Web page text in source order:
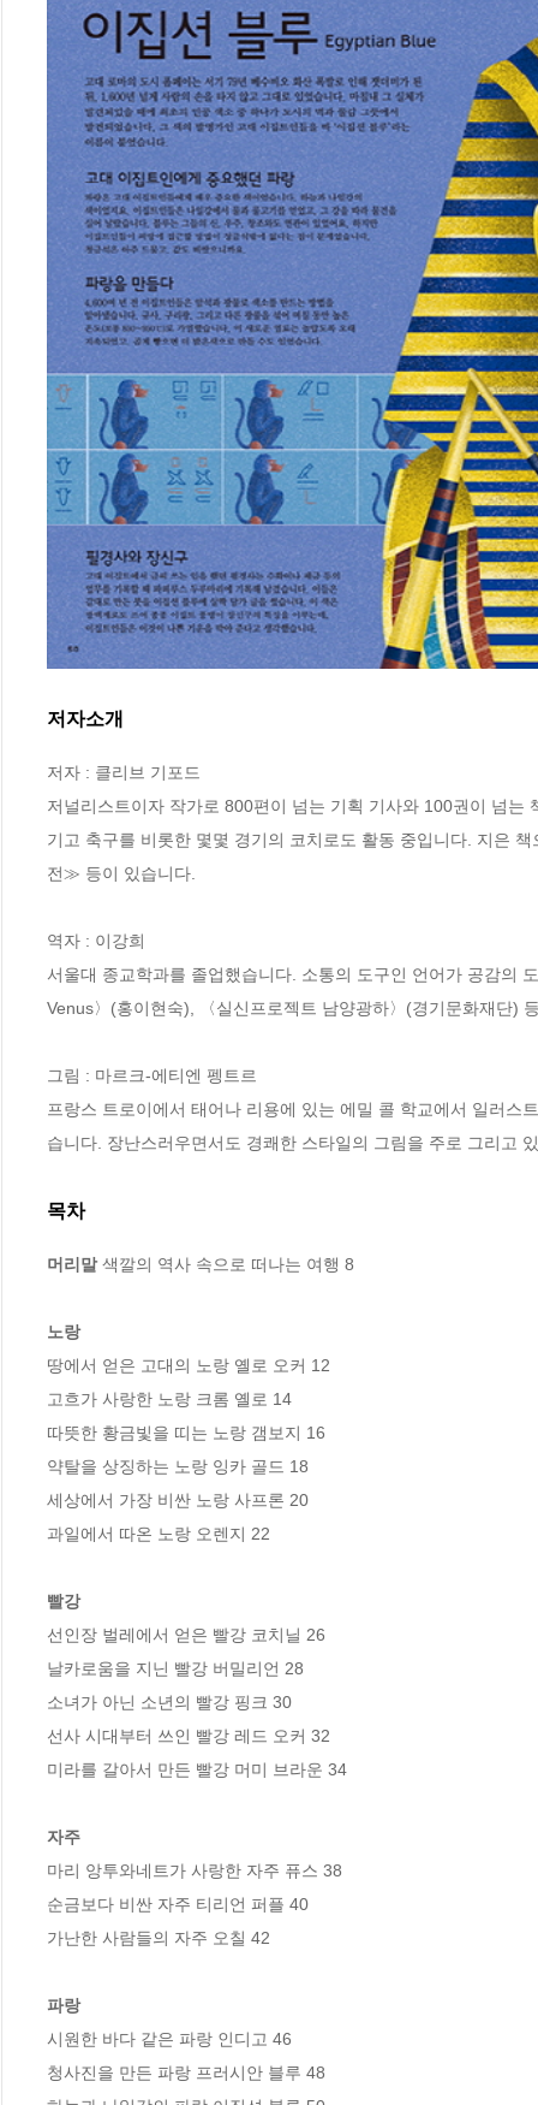
저자소개
저자 : 클리브 기포드
저널리스트이자 작가로 800편이 넘는 기획 기사와 100권이 넘
기고 축구를 비롯한 몇몇 경기의 코치로도 활동 중입니다. 지
전≫ 등이 있습니다.
역자 : 이강희
서울대 종교학과를 졸업했습니다. 소통의 도구인 언어가 공감의
Venus〉(홍이현숙), 〈실신프로젝트 남양광하〉(경기문화재단)
그림 : 마르크-에티엔 펭트르
프랑스 트로이에서 태어나 리용에 있는 에밀 콜 학교에서 일러스
습니다. 장난스러우면서도 경쾌한 스타일의 그림을 주로 그리고
목차
머리말 색깔의 역사 속으로 떠나는 여행 8
노랑
땅에서 얻은 고대의 노랑 옐로 오커 12
고흐가 사랑한 노랑 크롬 옐로 14
따뜻한 황금빛을 띠는 노랑 갬보지 16
약탈을 상징하는 노랑 잉카 골드 18
세상에서 가장 비싼 노랑 사프론 20
과일에서 따온 노랑 오렌지 22
빨강
선인장 벌레에서 얻은 빨강 코치닐 26
날카로움을 지닌 빨강 버밀리언 28
소녀가 아닌 소년의 빨강 핑크 30
선사 시대부터 쓰인 빨강 레드 오커 32
미라를 갈아서 만든 빨강 머미 브라운 34
자주
마리 앙투와네트가 사랑한 자주 퓨스 38
순금보다 비싼 자주 티리언 퍼플 40
가난한 사람들의 자주 오칠 42
파랑
시원한 바다 같은 파랑 인디고 46
청사진을 만든 파랑 프러시안 블루 48